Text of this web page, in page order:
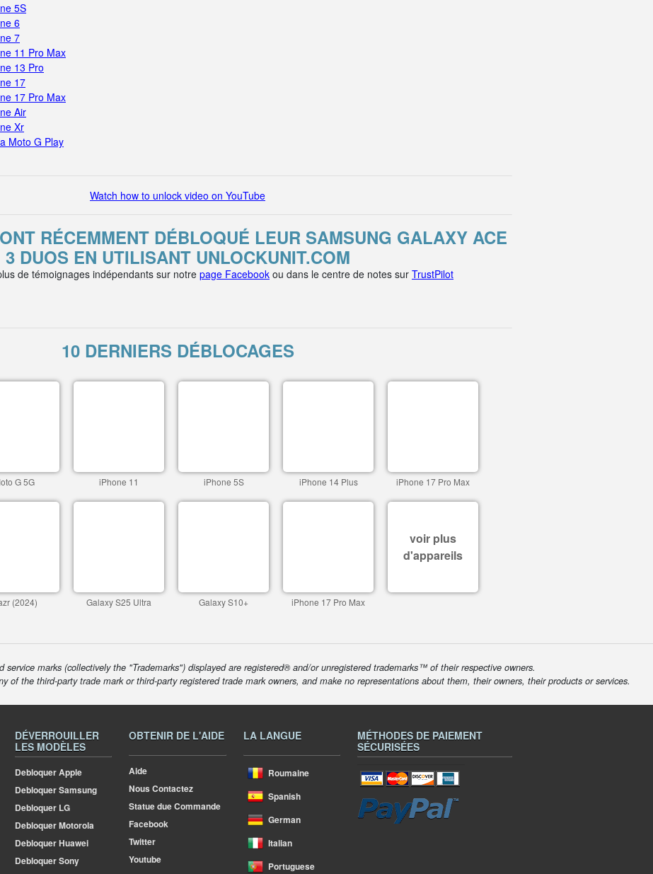
5S
6
7
11 Pro Max
13 Pro
17
17 Pro Max
Air
Xr
Moto G Play
Watch how to unlock video on YouTube
RÉCEMMENT DÉBLOQUÉ LEUR SAMSUNG GALAXY ACE
3 DUOS EN UTILISANT UNLOCKUNIT.COM
de témoignages indépendants sur notre page Facebook ou dans le centre de notes sur TrustPilot
10 DERNIERS DÉBLOCAGES
G 5G iPhone 11 iPhone 5S iPhone 14 Plus iPhone 17 Pro Max
(2024) Galaxy S25 Ultra Galaxy S10+ iPhone 17 Pro Max
voir plus
d'appareils
marks (collectively the "Trademarks") displayed are registered® and/or unregistered trademarks™ of their respective owners.
of the third-party trade mark or third-party registered trade mark owners, and make no representations about them, their owners, their products or services.
DÉVERROUILLER
LES MODÈLES
Debloquer Apple
Debloquer Samsung
Debloquer LG
Debloquer Motorola
Debloquer Huawei
Debloquer Sony
OBTENIR DE L'AIDE
Aide
Nous Contactez
Statue due Commande
Facebook
Twitter
Youtube
LA LANGUE
Roumaine
Spanish
German
Italian
Portuguese
MÉTHODES DE PAIEMENT
SÉCURISÉES